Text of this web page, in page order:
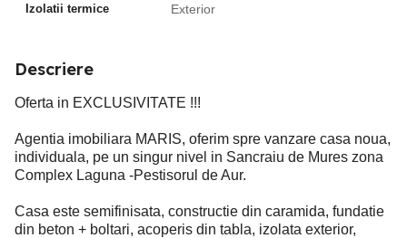
Izolatii termice Exterior
Descriere
Oferta in EXCLUSIVITATE !!!
Agentia imobiliara MARIS, oferim spre vanzare casa noua,
individuala, pe un singur nivel in Sancraiu de Mures zona
Complex Laguna -Pestisorul de Aur.
Casa este semifinisata, constructie din caramida, fundatie
din beton + boltari, acoperis din tabla, izolata exterior,